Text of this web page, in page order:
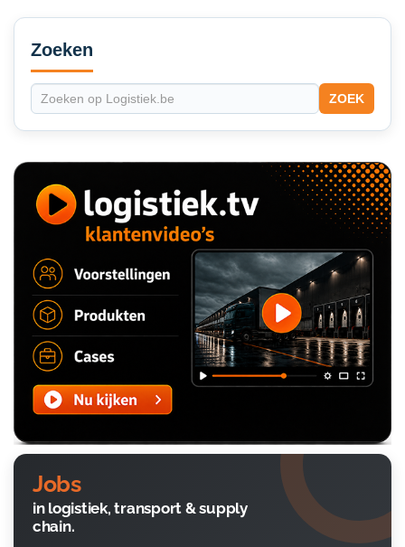
Secondary
Sidebar
Zoeken
ZOEK
Jobs
in logistiek, transport & supply
chain.